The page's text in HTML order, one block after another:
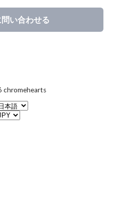
問い合わせる
chromehearts